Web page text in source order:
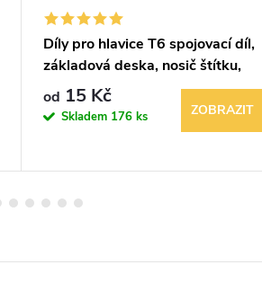
Díly pro hlavice T6 spojovací díl,
základová deska, nosič štítku,
spínací jednotka
od 15 Kč
Skladem 176 ks ZOBRAZIT